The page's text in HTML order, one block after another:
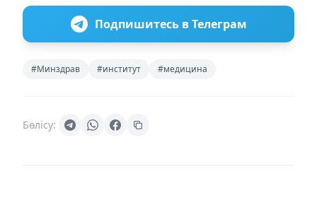
Подпишитесь в Телеграм
#Минздрав #институт #медицина
Бөлісу: